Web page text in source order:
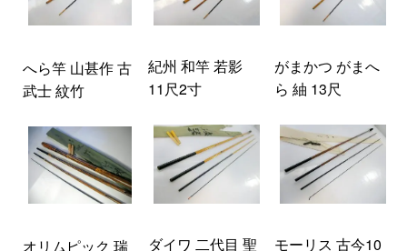
へら竿 山甚作 古
武士 紋竹
紀州 和竿 若影
11尺2寸
がまかつ がまへ
ら 紬 13尺
オリムピック 瑞
ダイワ 二代目 聖
モーリス 古今10